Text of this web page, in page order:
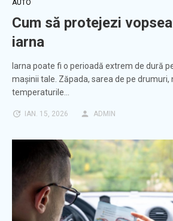
AUTO
Cum să protejezi
iarna
Iarna poate fi o perioadă extrem de dură
mașinii tale. Zăpada, sarea de pe drumuri,
temperaturile…
IAN. 15, 2026 ADMIN